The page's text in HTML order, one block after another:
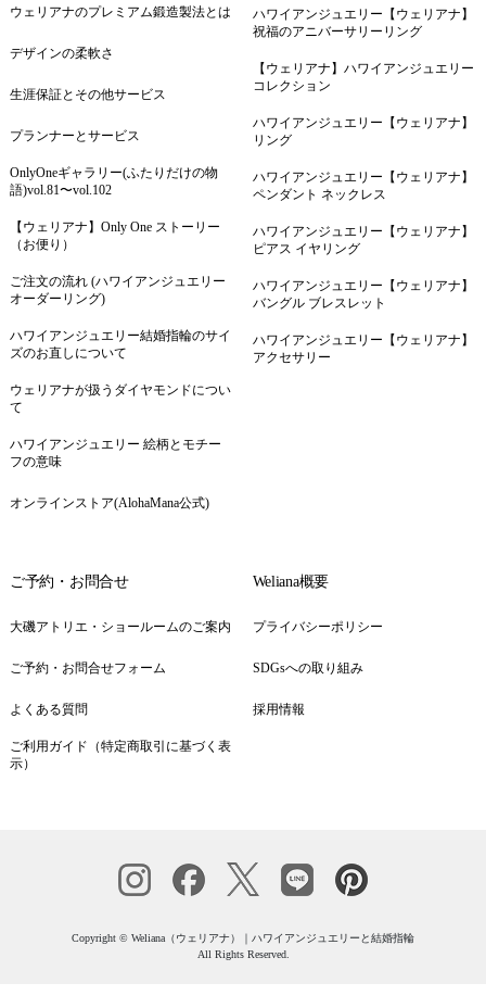
ウェリアナのプレミアム鍛造製法とは
デザインの柔軟さ
生涯保証とその他サービス
プランナーとサービス
OnlyOneギャラリー(ふたりだけの物
語)vol.81〜vol.102
【ウェリアナ】Only One ストーリー
（お便り）
ご注文の流れ (ハワイアンジュエリー
オーダーリング)
ハワイアンジュエリー結婚指輪のサイ
ズのお直しについて
ウェリアナが扱うダイヤモンドについ
て
ハワイアンジュエリー 絵柄とモチー
フの意味
オンラインストア(AlohaMana公式)
ハワイアンジュエリー【ウェリアナ】
祝福のアニバーサリーリング
【ウェリアナ】ハワイアンジュエリー
コレクション
ハワイアンジュエリー【ウェリアナ】
リング
ハワイアンジュエリー【ウェリアナ】
ペンダント ネックレス
ハワイアンジュエリー【ウェリアナ】
ピアス イヤリング
ハワイアンジュエリー【ウェリアナ】
バングル ブレスレット
ハワイアンジュエリー【ウェリアナ】
アクセサリー
ご予約・お問合せ
大磯アトリエ・ショールームのご案内
ご予約・お問合せフォーム
よくある質問
ご利用ガイド（特定商取引に基づく表
示）
Weliana概要
プライバシーポリシー
SDGsへの取り組み
採用情報
Copyright © Weliana（ウェリアナ）｜ハワイアンジュエリーと結婚指輪
All Rights Reserved.